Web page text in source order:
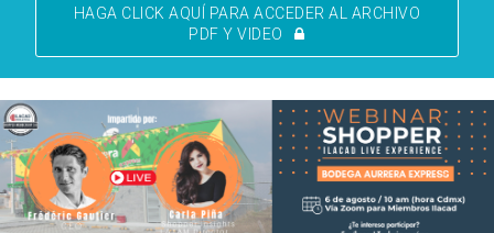
HAGA CLICK AQUÍ PARA ACCEDER AL ARCHIVO
PDF Y VIDEO